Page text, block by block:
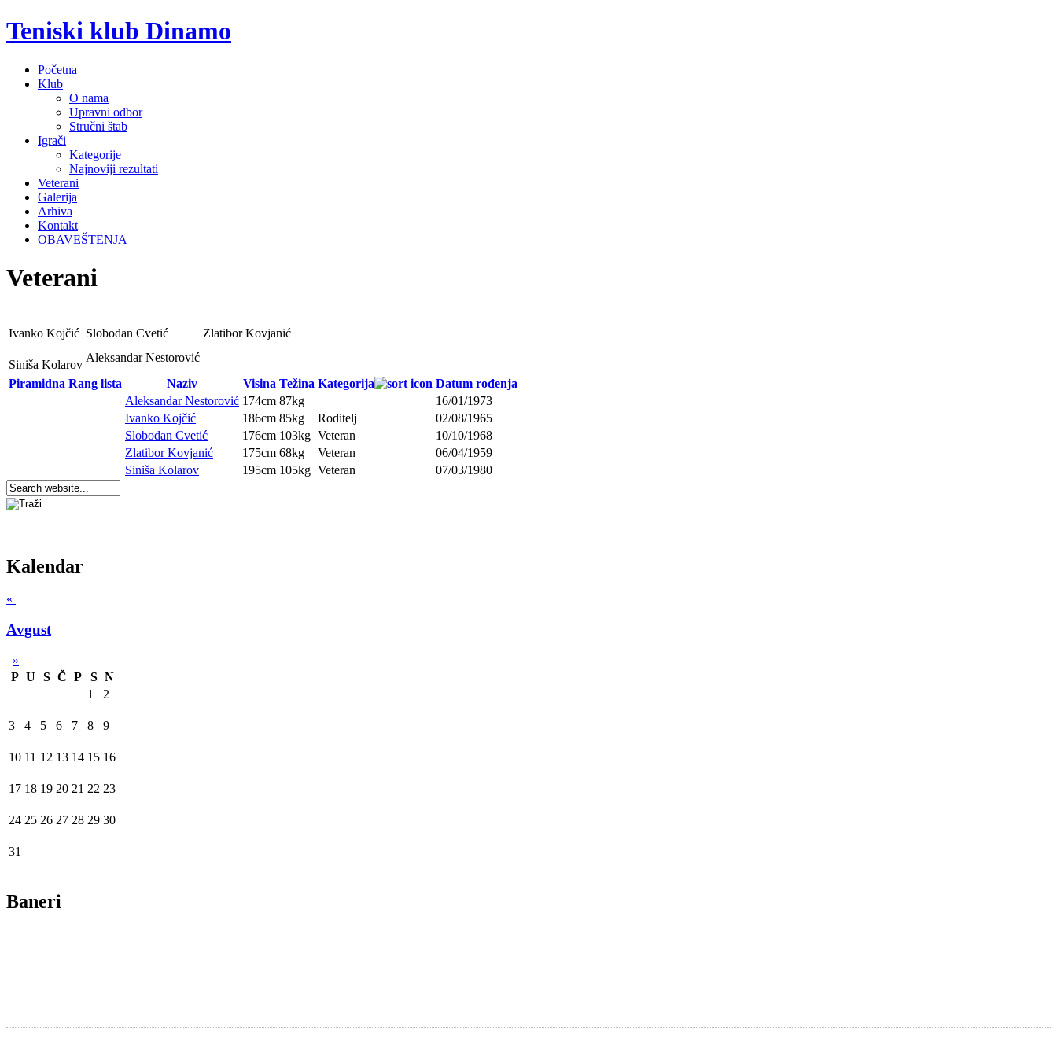
Teniski klub Dinamo
Početna
Klub
O nama
Upravni odbor
Stručni štab
Igrači
Kategorije
Najnoviji rezultati
Veterani
Galerija
Arhiva
Kontakt
OBAVEŠTENJA
Veterani
Ivanko Kojčić Slobodan Cvetić Zlatibor Kovjanić
Siniša Kolarov
Aleksandar Nestorović
Piramidna Rang lista
Naziv Visina Težina Kategorija
Datum rođenja
Aleksandar Nestorović 174cm 87kg
16/01/1973
Ivanko Kojčić
186cm 85kg Roditelj
02/08/1965
Slobodan Cvetić
176cm 103kg Veteran
10/10/1968
Zlatibor Kovjanić
175cm 68kg Veteran
06/04/1959
Siniša Kolarov
195cm 105kg Veteran 07/03/1980
Kalendar
«
Avgust
»
P U S Č P S N
1
2
3 4 5 6 7 8 9
10 11 12 13 14 15 16
17 18 19 20 21 22 23
24 25 26 27 28 29 30
31
Baneri